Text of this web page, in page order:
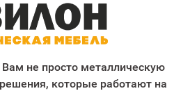
не просто металлическую
которые работают на